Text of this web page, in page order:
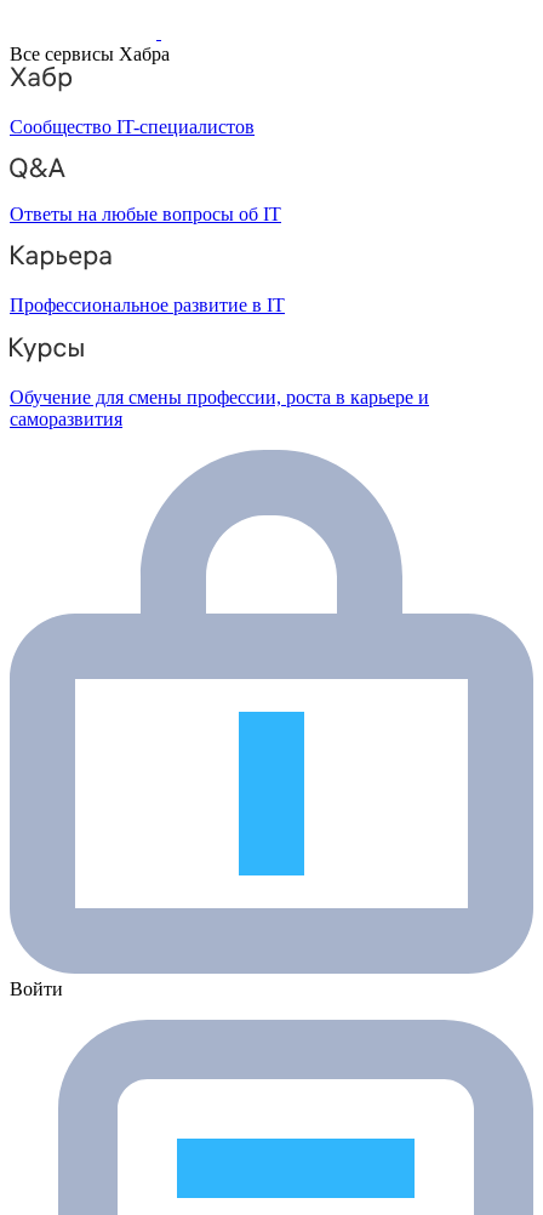
Все сервисы Хабра
Сообщество IT-специалистов
Ответы на любые вопросы об IT
Профессиональное развитие в IT
Обучение для смены профессии, роста в карьере и
саморазвития
Войти